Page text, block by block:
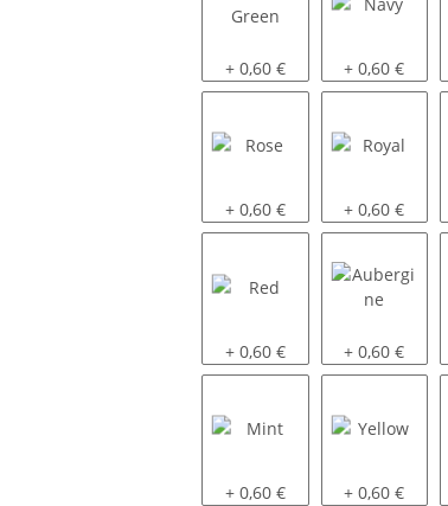
Lime Green
+ 0,60 € Navy
+ 0,60 €
Rose
+ 0,60 € Royal
+ 0,60 €
Red
+ 0,60 € Aubergine
+ 0,60 €
Mint
+ 0,60 € Yellow
+ 0,60 €